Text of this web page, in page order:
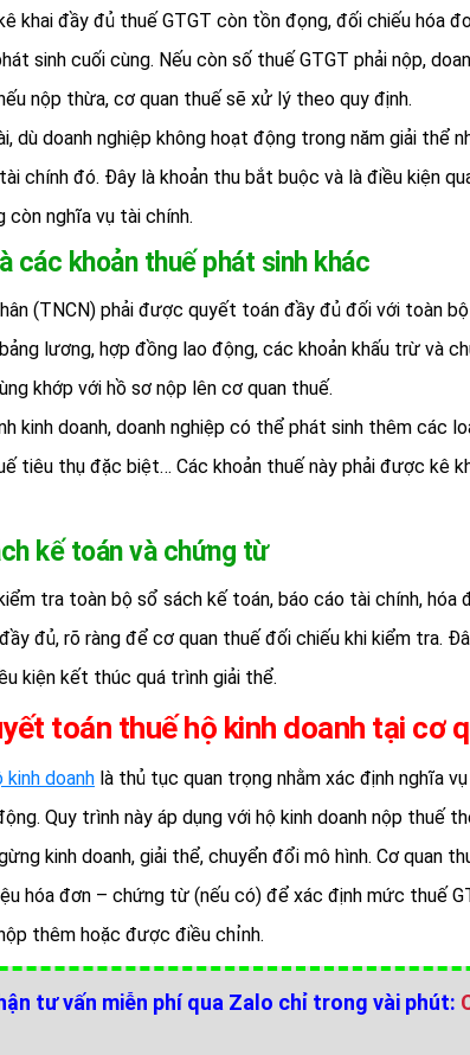
khai đầy đủ thuế GTGT còn tồn đọng, đối chiếu hóa
sinh cuối cùng. Nếu còn số thuế GTGT phải nộp,
nộp thừa, cơ quan thuế sẽ xử lý theo quy định.
dù doanh nghiệp không hoạt động trong năm giải thể
chính đó. Đây là khoản thu bắt buộc và là điều kiện
còn nghĩa vụ tài chính.
các khoản thuế phát sinh khác
(TNCN) phải được quyết toán đầy đủ đối với toàn
lương, hợp đồng lao động, các khoản khấu trừ và
khớp với hồ sơ nộp lên cơ quan thuế.
kinh doanh, doanh nghiệp có thể phát sinh thêm các
tiêu thụ đặc biệt… Các khoản thuế này phải được kê
kế toán và chứng từ
tra toàn bộ sổ sách kế toán, báo cáo tài chính, hóa
đủ, rõ ràng để cơ quan thuế đối chiếu khi kiểm tra.
kiện kết thúc quá trình giải thể.
toán thuế hộ kinh doanh tại cơ
doanh là thủ tục quan trọng nhằm xác định nghĩa
Quy trình này áp dụng với hộ kinh doanh nộp thuế
kinh doanh, giải thể, chuyển đổi mô hình. Cơ quan
hóa đơn – chứng từ (nếu có) để xác định mức thuế
thêm hoặc được điều chỉnh.
tư vấn miễn phí qua Zalo chỉ trong vài phút: